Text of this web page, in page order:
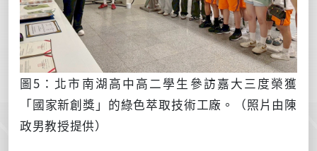
圖5：北市南湖高中高二學生參訪嘉大三度榮獲
「國家新創獎」的綠色萃取技術工廠。（照片由陳
政男教授提供）